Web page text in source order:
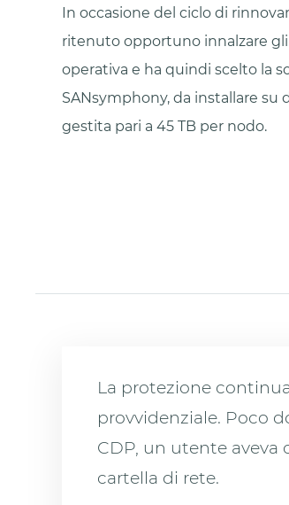
In occasione del ciclo di
ritenuto opportuno innalzare
operativa e ha quindi scelto la
SANsymphony, da installare
gestita pari a 45 TB per nodo.
La protezione
provvidenziale. Poco
CDP, un utente aveva
cartella di rete.